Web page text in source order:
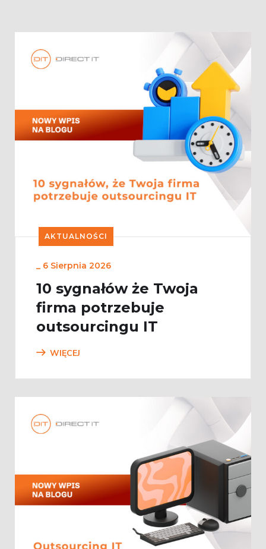
AKTUALNOŚCI
_ 6 Sierpnia 2026
10 sygnałów że Twoja
firma potrzebuje
outsourcingu IT
WIĘCEJ